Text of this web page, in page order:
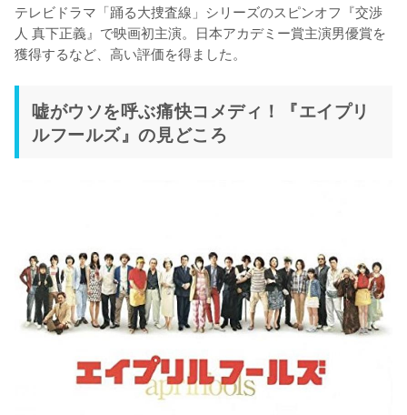
テレビドラマ「踊る大捜査線」シリーズのスピンオフ『交渉
人 真下正義』で映画初主演。日本アカデミー賞主演男優賞を
獲得するなど、高い評価を得ました。
嘘がウソを呼ぶ痛快コメディ！『エイプリ
ルフールズ』の見どころ